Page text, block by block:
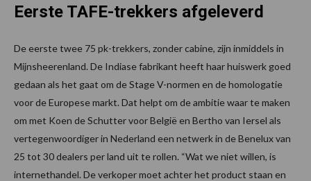
Eerste TAFE-trekkers afgeleverd
De eerste twee 75 pk-trekkers, zonder cabine, zijn inmiddels in
Mijnsheerenland. De Indiase fabrikant heeft haar huiswerk goed
gedaan als het gaat om de Stage V-normen en de homologatie
voor de Europese markt. Dat helpt om de ambitie waar te maken
om met Koen de Schutter voor België en Bertho van Iersel als
vertegenwoordiger in Nederland een netwerk in de Benelux van
25 tot 30 dealers per land uit te rollen. “Wat we niet willen, is
internethandel. De verkoper moet achter het product staan en